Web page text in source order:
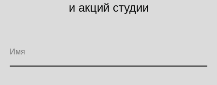
и акций студии
Имя